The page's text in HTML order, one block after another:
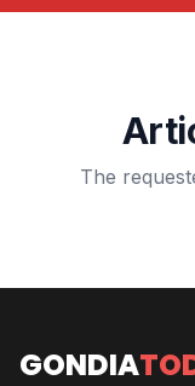
The
GONDIA